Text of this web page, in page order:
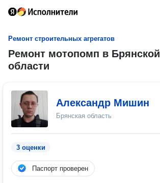
Ремонт строительных агрегатов
Ремонт мотопомп в Брянской
области
Александр Мишин
Брянская область
3 оценки
Паспорт проверен